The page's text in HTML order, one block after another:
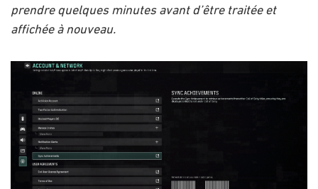
prendre quelques minutes avant d’être traitée et
affichée à nouveau.